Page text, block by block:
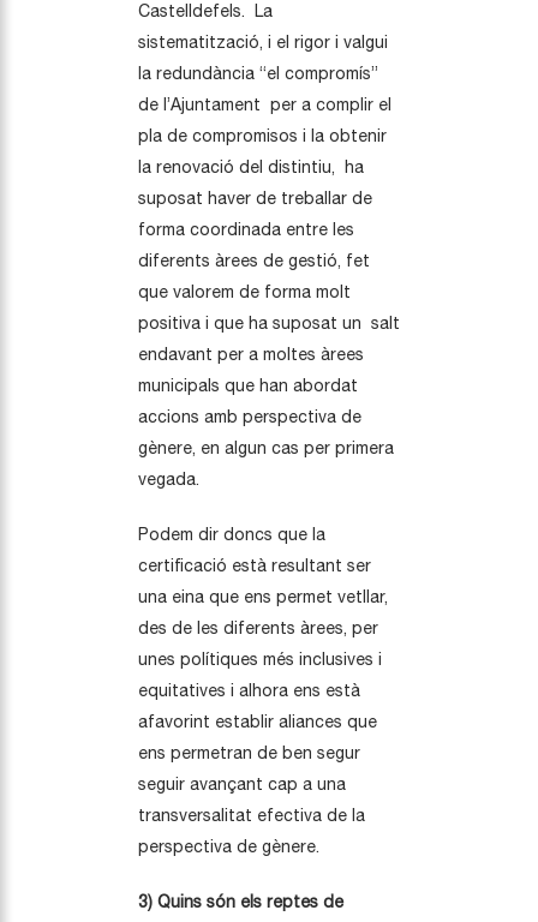
Castelldefels. La
sistematització, i el rigor i valgui
la redundància “el compromís”
de l’Ajuntament per a complir el
pla de compromisos i la obtenir
la renovació del distintiu, ha
suposat haver de treballar de
forma coordinada entre les
diferents àrees de gestió, fet
que valorem de forma molt
positiva i que ha suposat un salt
endavant per a moltes àrees
municipals que han abordat
accions amb perspectiva de
gènere, en algun cas per primera
vegada.
Podem dir doncs que la
certificació està resultant ser
una eina que ens permet vetllar,
des de les diferents àrees, per
unes polítiques més inclusives i
equitatives i alhora ens està
afavorint establir aliances que
ens permetran de ben segur
seguir avançant cap a una
transversalitat efectiva de la
perspectiva de gènere.
3) Quins són els reptes de